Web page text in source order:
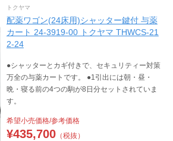
トクヤマ
配薬ワゴン(24床用)シャッター鍵付 与薬
カート 24-3919-00 トクヤマ THWCS-21
2-24
●シャッターとカギ付きで、セキュリティー対策
万全の与薬カートです。 ●1引出には朝・昼・
晩・寝る前の4つの駒が8日分セットされていま
す。
希望小売価格/参考価格
¥435,700（税抜）